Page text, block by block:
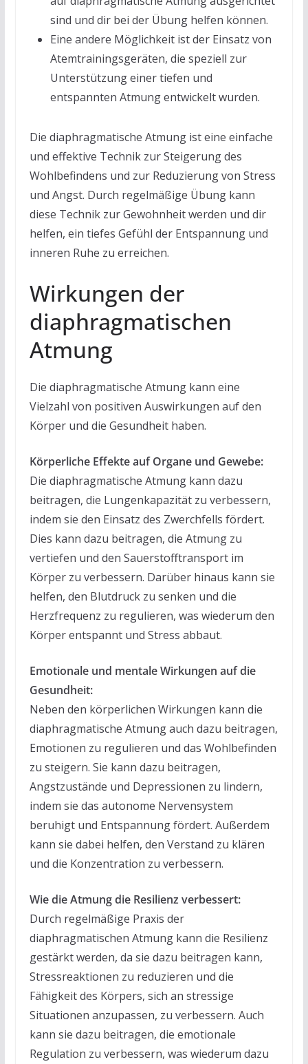
sind und dir bei der Übung helfen können.
Eine andere Möglichkeit ist der Einsatz von
Atemtrainingsgeräten, die speziell zur
Unterstützung einer tiefen und
entspannten Atmung entwickelt wurden.
Die diaphragmatische Atmung ist eine einfache
und effektive Technik zur Steigerung des
Wohlbefindens und zur Reduzierung von Stress
und Angst. Durch regelmäßige Übung kann
diese Technik zur Gewohnheit werden und dir
helfen, ein tiefes Gefühl der Entspannung und
inneren Ruhe zu erreichen.
Wirkungen der
diaphragmatischen
Atmung
Die diaphragmatische Atmung kann eine
Vielzahl von positiven Auswirkungen auf den
Körper und die Gesundheit haben.
Körperliche Effekte auf Organe und Gewebe:
Die diaphragmatische Atmung kann dazu
beitragen, die Lungenkapazität zu verbessern,
indem sie den Einsatz des Zwerchfells fördert.
Dies kann dazu beitragen, die Atmung zu
vertiefen und den Sauerstofftransport im
Körper zu verbessern. Darüber hinaus kann sie
helfen, den Blutdruck zu senken und die
Herzfrequenz zu regulieren, was wiederum den
Körper entspannt und Stress abbaut.
Emotionale und mentale Wirkungen auf die
Gesundheit:
Neben den körperlichen Wirkungen kann die
diaphragmatische Atmung auch dazu beitragen,
Emotionen zu regulieren und das Wohlbefinden
zu steigern. Sie kann dazu beitragen,
Angstzustände und Depressionen zu lindern,
indem sie das autonome Nervensystem
beruhigt und Entspannung fördert. Außerdem
kann sie dabei helfen, den Verstand zu klären
und die Konzentration zu verbessern.
Wie die Atmung die Resilienz verbessert:
Durch regelmäßige Praxis der
diaphragmatischen Atmung kann die Resilienz
gestärkt werden, da sie dazu beitragen kann,
Stressreaktionen zu reduzieren und die
Fähigkeit des Körpers, sich an stressige
Situationen anzupassen, zu verbessern. Auch
kann sie dazu beitragen, die emotionale
Regulation zu verbessern, was wiederum dazu